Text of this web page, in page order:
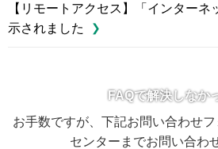
【リモートアクセス】「インターネ
示されました
FAQで解決しなか
お手数ですが、下記お問い合わせ
センターまでお問い合わ